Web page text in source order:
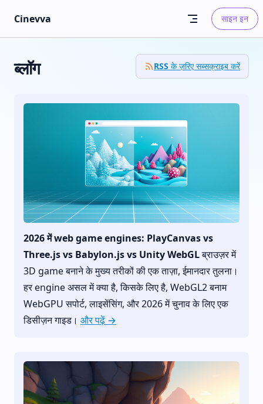
Skip to content
Cinevva साइन इन
ब्लॉग RSS के ज़रिए सब्सक्राइब करें
2026 में web game engines: PlayCanvas vs
Three.js vs Babylon.js vs Unity WebGLब्राउज़र में
3D game बनाने के मुख्य तरीकों की एक ताज़ा, ईमानदार तुलना।
हर engine असल में क्या है, किसके लिए है, WebGL2 बनाम
WebGPU सपोर्ट, लाइसेंसिंग, और 2026 में चुनाव के लिए एक
डिसीज़न गाइड। और पढ़ें →